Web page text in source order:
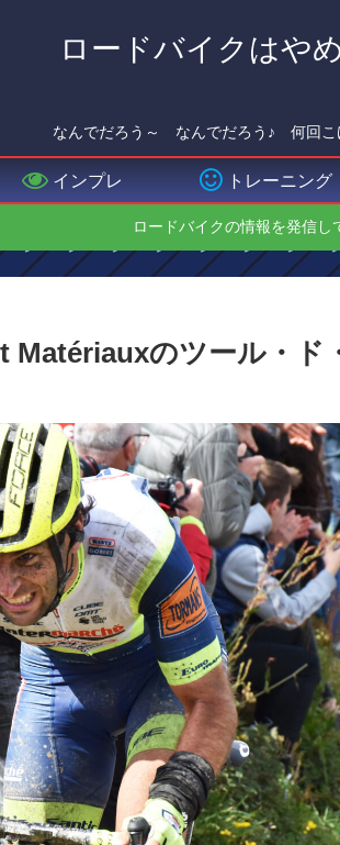
ロードバイクはや
なんでだろう～ なんでだろう♪ 何回こ
インプレ トレーニング
ロードバイクの情報を発信し
のツール・ド